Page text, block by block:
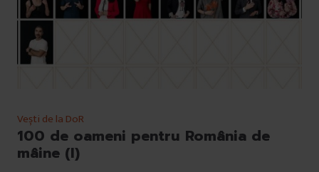
Vești de la DoR
100 de oameni pentru România de
mâine (I)